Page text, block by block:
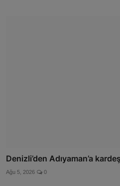
Denizli’den Adıyaman’a
Ağu 5, 2026 0